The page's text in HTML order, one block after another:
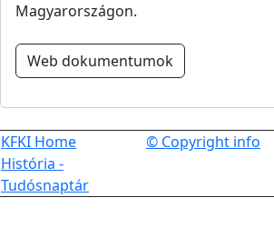
Magyarországon.
Web dokumentumok
KFKI Home
História -
Tudósnaptár
© Copyright info